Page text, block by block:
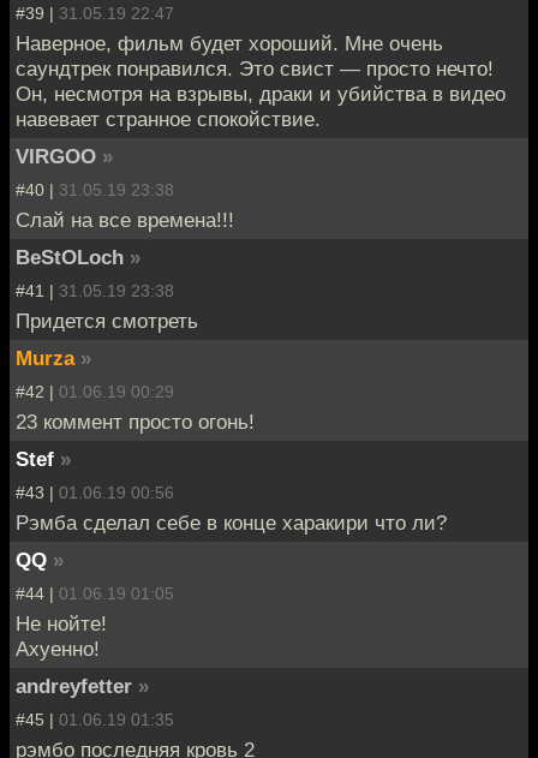
#39 | 31.05.19 22:47
Наверное, фильм будет хороший. Мне очень
саундтрек понравился. Это свист — просто нечто!
Он, несмотря на взрывы, драки и убийства в видео
навевает странное спокойствие.
VIRGOO »
#40 | 31.05.19 23:38
Слай на все времена!!!
BeStOLoch »
#41 | 31.05.19 23:38
Придется смотреть
Murza »
#42 | 01.06.19 00:29
23 коммент просто огонь!
Stef »
#43 | 01.06.19 00:56
Рэмба сделал себе в конце харакири что ли?
QQ »
#44 | 01.06.19 01:05
Не нойте!
Ахуенно!
andreyfetter »
#45 | 01.06.19 01:35
рэмбо последняя кровь 2